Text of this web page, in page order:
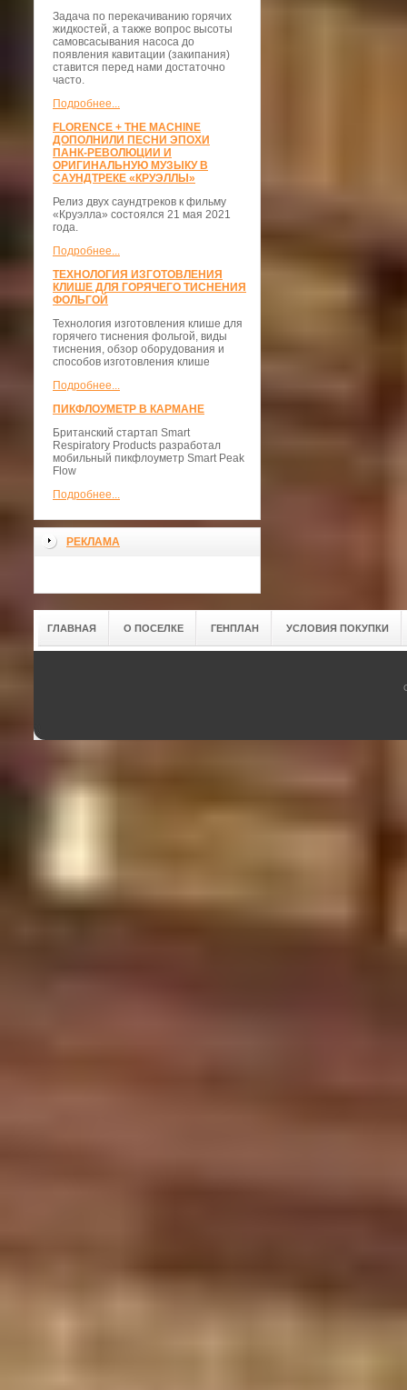
Задача по перекачиванию горячих
жидкостей, а также вопрос высоты
самовсасывания насоса до
появления кавитации (закипания)
ставится перед нами достаточно
часто.
Подробнее...
FLORENCE + THE MACHINE
ДОПОЛНИЛИ ПЕСНИ ЭПОХИ
ПАНК-РЕВОЛЮЦИИ И
ОРИГИНАЛЬНУЮ МУЗЫКУ В
САУНДТРЕКЕ «КРУЭЛЛЫ»
Релиз двух саундтреков к фильму
«Круэлла» состоялся 21 мая 2021
года.
Подробнее...
ТЕХНОЛОГИЯ ИЗГОТОВЛЕНИЯ
КЛИШЕ ДЛЯ ГОРЯЧЕГО ТИСНЕНИЯ
ФОЛЬГОЙ
Технология изготовления клише для
горячего тиснения фольгой, виды
тиснения, обзор оборудования и
способов изготовления клише
Подробнее...
ПИКФЛОУМЕТР В КАРМАНЕ
Британский стартап Smart
Respiratory Products разработал
мобильный пикфлоуметр Smart Peak
Flow
Подробнее...
РЕКЛАМА
ГЛАВНАЯ О ПОСЕЛКЕ ГЕНПЛАН УСЛОВИЯ ПОКУПКИ